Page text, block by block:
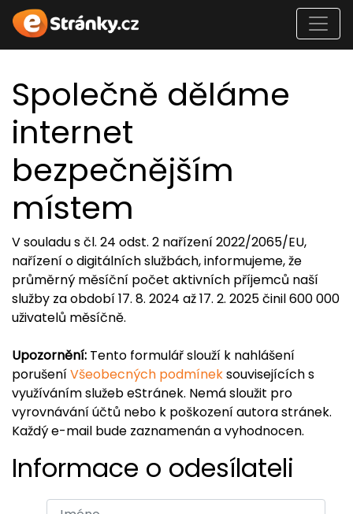
Společně děláme
internet
bezpečnějším
místem
V souladu s čl. 24 odst. 2 nařízení 2022/2065/EU,
nařízení o digitálních službách, informujeme, že
průměrný měsíční počet aktivních příjemců naší
služby za období 17. 8. 2024 až 17. 2. 2025 činil 600 000
uživatelů měsíčně.
Upozornění: Tento formulář slouží k nahlášení
porušeníVšeobecných podmíneksouvisejících s
využíváním služeb eStránek. Nemá sloužit pro
vyrovnávání účtů nebo k poškození autora stránek.
Každý e-mail bude zaznamenán a vyhodnocen.
Informace o odesílateli